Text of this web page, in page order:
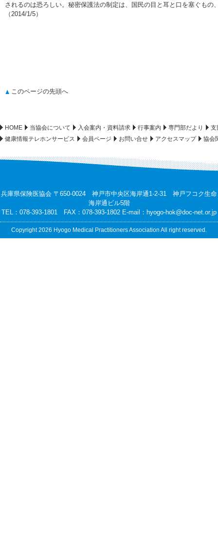
されるのは恐ろしい。秘密保護法の制定は、国民の目と耳と口を塞ぐも
（2014/1/5）
このページの先頭へ
HOME 当協会について 入会案内・資料請求 行事案内 専門部だより
支
健康情報テレホンサービス
会員ページ お問い合せ アクセスマップ 協会
兵庫県保険医協会 〒650-0024 神戸市中央区海岸通1-2-31 神戸フコク生命
海岸通ビル5階
TEL：078-393-1801 FAX：078-393-1802 E-mail： hyogo-hok@doc-net.or.jp
Copyright 2026 Hyogo Medical Practitioners Association All right reserved.